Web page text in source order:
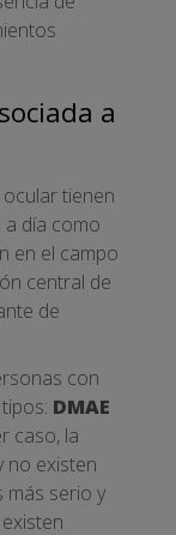
a
tienen
día como
en el campo
central de
de
con
DMAE
caso, la
no existen
más serio y